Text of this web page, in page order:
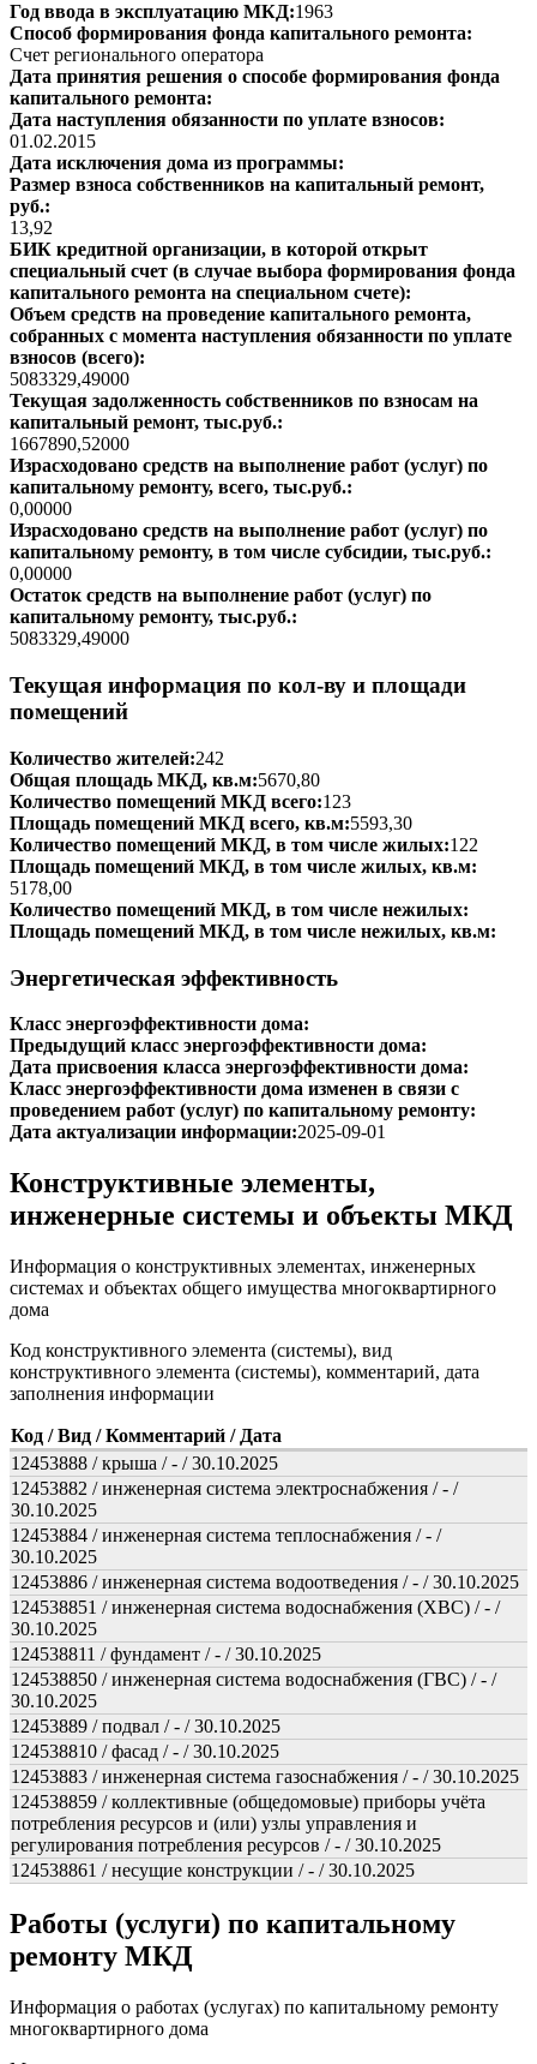
Год ввода в эксплуатацию МКД:1963
Способ формирования фонда капитального ремонта:
Счет регионального оператора
Дата принятия решения о способе формирования фонда
капитального ремонта:
Дата наступления обязанности по уплате взносов:
01.02.2015
Дата исключения дома из программы:
Размер взноса собственников на капитальный ремонт,
руб.:
13,92
БИК кредитной организации, в которой открыт
специальный счет (в случае выбора формирования фонда
капитального ремонта на специальном счете):
Объем средств на проведение капитального ремонта,
собранных с момента наступления обязанности по уплате
взносов (всего):
5083329,49000
Текущая задолженность собственников по взносам на
капитальный ремонт, тыс.руб.:
1667890,52000
Израсходовано средств на выполнение работ (услуг) по
капитальному ремонту, всего, тыс.руб.:
0,00000
Израсходовано средств на выполнение работ (услуг) по
капитальному ремонту, в том числе субсидии, тыс.руб.:
0,00000
Остаток средств на выполнение работ (услуг) по
капитальному ремонту, тыс.руб.:
5083329,49000
Текущая информация по кол-ву и площади
помещений
Количество жителей:242
Общая площадь МКД, кв.м:5670,80
Количество помещений МКД всего:123
Площадь помещений МКД всего, кв.м:5593,30
Количество помещений МКД, в том числе жилых:122
Площадь помещений МКД, в том числе жилых, кв.м:
5178,00
Количество помещений МКД, в том числе нежилых:
Площадь помещений МКД, в том числе нежилых, кв.м:
Энергетическая эффективность
Класс энергоэффективности дома:
Предыдущий класс энергоэффективности дома:
Дата присвоения класса энергоэффективности дома:
Класс энергоэффективности дома изменен в связи с
проведением работ (услуг) по капитальному ремонту:
Дата актуализации информации:2025-09-01
Конструктивные элементы,
инженерные системы и объекты МКД
Информация о конструктивных элементах, инженерных
системах и объектах общего имущества многоквартирного
дома
Код конструктивного элемента (системы), вид
конструктивного элемента (системы), комментарий, дата
заполнения информации
Код / Вид / Комментарий / Дата
12453888 / крыша / - / 30.10.2025
12453882 / инженерная система электроснабжения / - /
30.10.2025
12453884 / инженерная система теплоснабжения / - /
30.10.2025
12453886 / инженерная система водоотведения / - / 30.10.2025
124538851 / инженерная система водоснабжения (ХВС) / - /
30.10.2025
124538811 / фундамент / - / 30.10.2025
124538850 / инженерная система водоснабжения (ГВС) / - /
30.10.2025
12453889 / подвал / - / 30.10.2025
124538810 / фасад / - / 30.10.2025
12453883 / инженерная система газоснабжения / - / 30.10.2025
124538859 / коллективные (общедомовые) приборы учёта
потребления ресурсов и (или) узлы управления и
регулирования потребления ресурсов / - / 30.10.2025
124538861 / несущие конструкции / - / 30.10.2025
Работы (услуги) по капитальному
ремонту МКД
Информация о работах (услугах) по капитальному ремонту
многоквартирного дома